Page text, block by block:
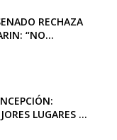
RECHAZA
“NO...
LUGARES ...